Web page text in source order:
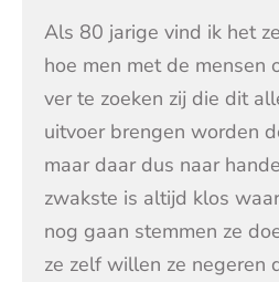
Als 80 jarige vind ik het
hoe men met de mensen
ver te zoeken zij die dit
uitvoer brengen worden
maar daar dus naar
zwakste is altijd klos
nog gaan stemmen ze
ze zelf willen ze negeren